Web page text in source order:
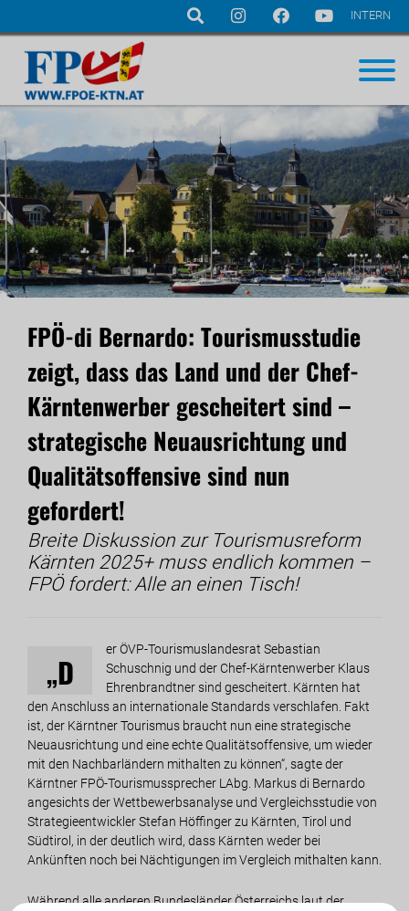
Navigation
überspringen
INTERN
FPÖ-di Bernardo: Tourismusstudie
zeigt, dass das Land und der Chef-
Kärntenwerber gescheitert sind –
strategische Neuausrichtung und
Qualitätsoffensive sind nun
gefordert!
Breite Diskussion zur Tourismusreform
Kärnten 2025+ muss endlich kommen –
FPÖ fordert: Alle an einen Tisch!
„D
er ÖVP-Tourismuslandesrat Sebastian
Schuschnig und der Chef-Kärntenwerber Klaus
Ehrenbrandtner sind gescheitert. Kärnten hat
den Anschluss an internationale Standards verschlafen. Fakt
ist, der Kärntner Tourismus braucht nun eine strategische
Neuausrichtung und eine echte Qualitätsoffensive, um wieder
mit den Nachbarländern mithalten zu können“, sagte der
Kärntner FPÖ-Tourismussprecher LAbg. Markus di Bernardo
angesichts der Wettbewerbsanalyse und Vergleichsstudie von
Strategieentwickler Stefan Höffinger zu Kärnten, Tirol und
Südtirol, in der deutlich wird, dass Kärnten weder bei
Ankünften noch bei Nächtigungen im Vergleich mithalten kann.
Während alle anderen Bundesländer Österreichs laut der